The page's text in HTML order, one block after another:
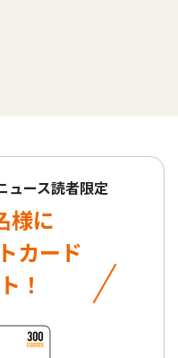
ュース読者限定
様に
カード
！